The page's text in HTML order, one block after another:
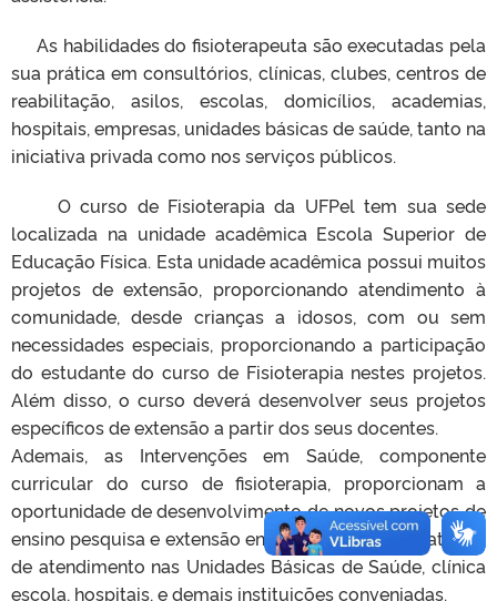
As habilidades do fisioterapeuta são executadas pela
sua prática em consultórios, clínicas, clubes, centros de
reabilitação, asilos, escolas, domicílios, academias,
hospitais, empresas, unidades básicas de saúde, tanto na
iniciativa privada como nos serviços públicos.
O curso de Fisioterapia da UFPel tem sua sede
localizada na unidade acadêmica Escola Superior de
Educação Física. Esta unidade acadêmica possui muitos
projetos de extensão, proporcionando atendimento à
comunidade, desde crianças a idosos, com ou sem
necessidades especiais, proporcionando a participação
do estudante do curso de Fisioterapia nestes projetos.
Além disso, o curso deverá desenvolver seus projetos
específicos de extensão a partir dos seus docentes.
Ademais, as Intervenções em Saúde, componente
curricular do curso de fisioterapia, proporcionam a
oportunidade de desenvolvimento de novos projetos de
ensino pesquisa e extensão envolvendo os ambulatórios
de atendimento nas Unidades Básicas de Saúde, clínica
escola, hospitais, e demais instituições conveniadas.